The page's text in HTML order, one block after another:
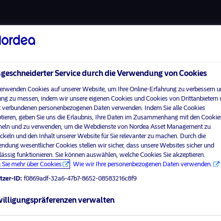
visit
Anlegerprofil aus
Über uns
Home
Über uns
Fonds
Verantwortungsbewusste
Investments
News
Nutzungsbedingungen
Datenschutzerklärung
Cookie-Richtlinien
Zugänglichkeit
Sitemap
Service durch die Verwendung von Cookies
Cookies auf unserer Website, um Ihre Online-Erfahrung zu verbessern
zu messen, indem wir unsere eigenen Cookies und Cookies von Drittanbietern
personenbezogenen Daten verwenden. Indem Sie alle Cookies
geben Sie uns die Erlaubnis, Ihre Daten im Zusammenhang mit den
und zu verwenden, um die Webdienste von Nordea Asset Management zu
und den Inhalt unserer Website für Sie relevanter zu machen. Durch die
wesentlicher Cookies stellen wir sicher, dass unsere Websites sicher und
funktionieren. Sie können auswählen, welche Cookies Sie akzeptieren.
Sie mehr über Cookies
Wie wir Ihre personenbezogenen Daten verwenden.
ID: f0869adf-32a6-47b7-8652-08583216c8f9
verwalten